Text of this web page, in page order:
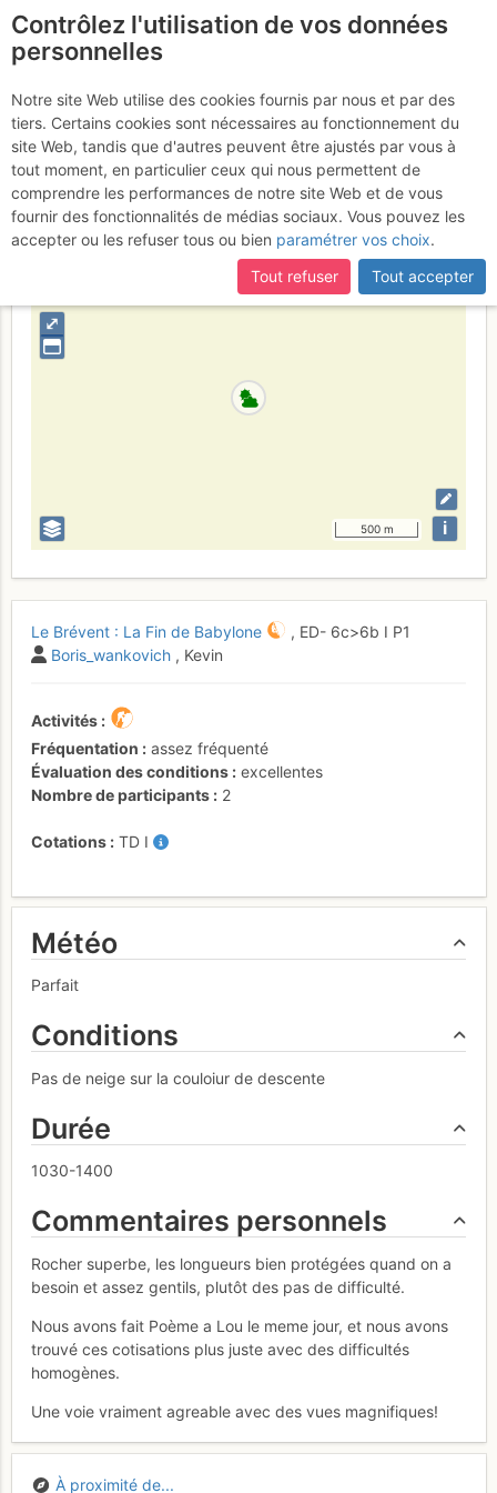
Brévent : La Fin de
Babylone
Dimanche 13 août 2017
France Haute-Savoie Haut Giffre - Aiguilles Rouges - Fiz
⤢
500 m i
Le Brévent : La Fin de Babylone , ED- 6c>6b I P1
Boris_wankovich , Kevin
Activités
Fréquentation
assez fréquenté
Évaluation des conditions
excellentes
Nombre de participants
2
Cotations TD I
Météo
Parfait
Conditions
Pas de neige sur la couloiur de descente
Durée
1030-1400
Commentaires personnels
Rocher superbe, les longueurs bien protégées quand on a
besoin et assez gentils, plutôt des pas de difficulté.
Nous avons fait Poème a Lou le meme jour, et nous avons
trouvé ces cotisations plus juste avec des difficultés
homogènes.
Une voie vraiment agreable avec des vues magnifiques!
À proximité de...
Contrôlez l'utilisation de vos données
personnelles
Notre site Web utilise des cookies fournis par nous et par des
tiers. Certains cookies sont nécessaires au fonctionnement du
site Web, tandis que d'autres peuvent être ajustés par vous à
tout moment, en particulier ceux qui nous permettent de
comprendre les performances de notre site Web et de vous
fournir des fonctionnalités de médias sociaux. Vous pouvez les
accepter ou les refuser tous ou bien paramétrer vos choix.
Tout refuser
Tout accepter